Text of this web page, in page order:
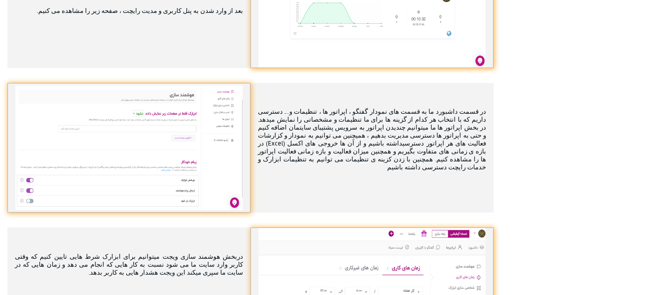
بعد از وارد شدن به پنل کاربری و مدیت رایچت ، صفحه زیر را مشاهده می کنیم.
در قسمت داشبورد ما به قسمت های نمودار گفتگو ، اپراتور ها ، تنظیمات و... دسترسی
داریم که با انتخاب هر کدام از گزینه ها برای ما تنظیمات و مشخصاتی را نمایش میدهد.
در بخش اپراتور ها ما میتوانیم چندیدن اپراتور به سرویس پشتیبای سایتمان اضافه کنیم
و حتی به اپراتور ها دسترسی مدیریت بدهیم ، همیچنین می توانیم به نمودار و کزارشات
فعالیت های هر اپراتور دسترسیداشته باشیم و از آن ها خروجی های اکسل (Excel) در
بازه ی زمانی های متفاوت بگیریم و همچنین میزان فعالیت و بازه زمانی فعالیت اپراتور
ها را مشاهده کنیم. همچنین با زدن کزینه ی تنظیمات می توانیم به تنظیمات ابزارک و
خدمات رایچت دسترسی داشته باشیم
دربخش هوشمند سازی ویجت میتوانیم برای ابزارک شرط هایی تایین کنیم که وقتی
کاربر وارد سایت ما می شود نسبت به کار هایی که انجام می دهد و زمان هایی که در
سایت ما سپری میکند این ویجت هشدار هایی به کاربر بدهد.